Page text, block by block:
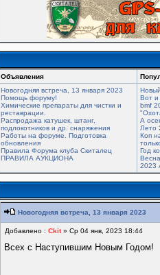
Объявления
Новогодняя встреча, 13 января 2023
Помощь форуму!
Химические препараты для чистки и
реставрации.
Распродажа катушек, штанг,
подлокотников и др. снаряжения
Работы на форуме. Подготовка
обновления
Правила Форума клуба Скиталец
ПРАВИЛА АУКЦИОНА
Вот и
bmf
А
Лето
Коп
Год
2023
Новогодняя встреча, 13 января 2023
Добавлено :Ckit» Ср 04 янв, 2023 18:44
Всех с Наступившим Новым Годом!